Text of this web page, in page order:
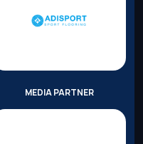
MEDIA PARTNER